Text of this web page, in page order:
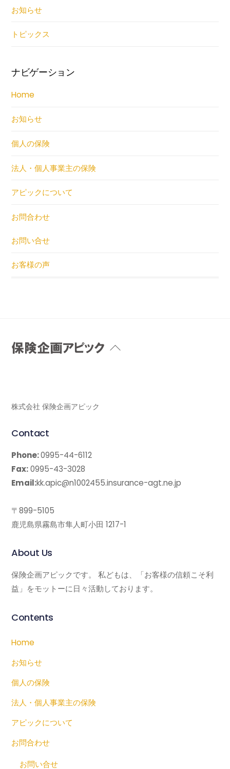
お知らせ
トピックス
ナビゲーション
Home
お知らせ
個人の保険
法人・個人事業主の保険
アピックについて
お問合わせ
お問い合せ
お客様の声
Back
株式会社 保険企画アピック
Contact
Phone:0995-44-6112
Fax:0995-43-3028
Email:kk.apic@n1002455.insurance-agt.ne.jp
〒899-5105
鹿児島県霧島市隼人町小田 1217-1
About Us
保険企画アピックです。 私どもは、「お客様の信頼こそ利
益」をモットーに日々活動しております。
Contents
Home
お知らせ
個人の保険
法人・個人事業主の保険
アピックについて
お問合わせ
お問い合せ